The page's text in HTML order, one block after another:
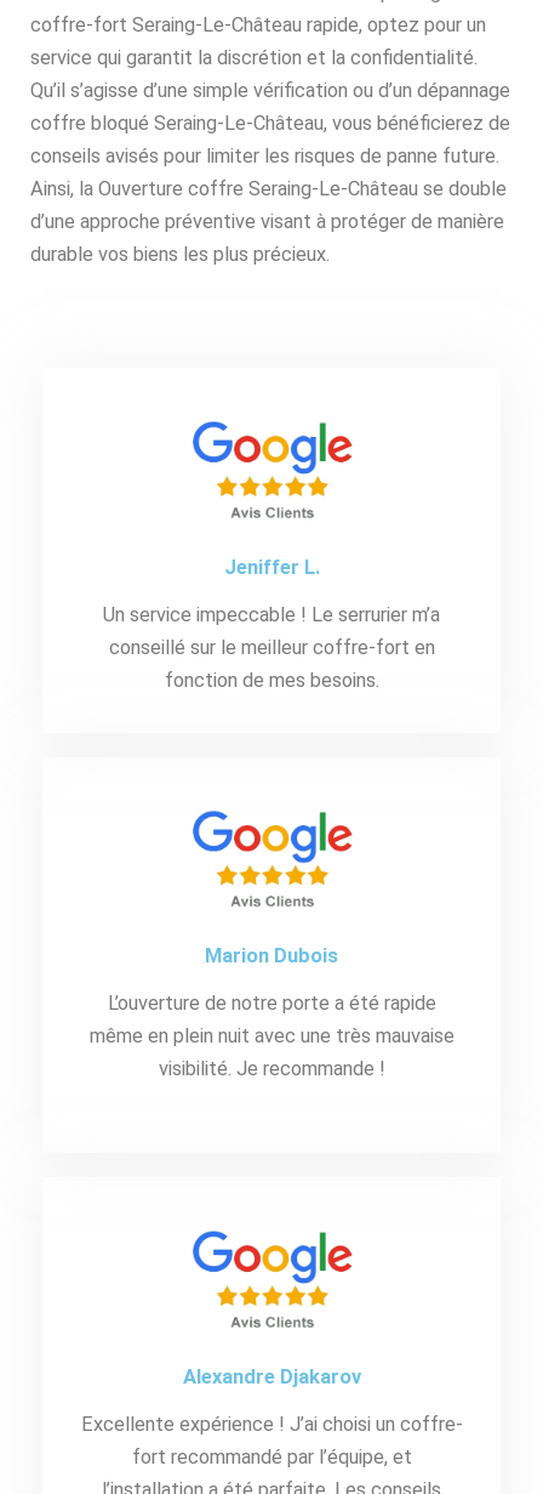
coffre-fort Seraing-Le-Château rapide, optez pour un
service qui garantit la discrétion et la confidentialité.
Qu’il s’agisse d’une simple vérification ou d’un dépannage
coffre bloqué Seraing-Le-Château, vous bénéficierez de
conseils avisés pour limiter les risques de panne future.
Ainsi, la Ouverture coffre Seraing-Le-Château se double
d’une approche préventive visant à protéger de manière
durable vos biens les plus précieux.
Jeniffer L.
Un service impeccable ! Le serrurier m’a
conseillé sur le meilleur coffre-fort en
fonction de mes besoins.
Marion Dubois
L’ouverture de notre porte a été rapide
même en plein nuit avec une très mauvaise
visibilité. Je recommande !
Alexandre Djakarov
Excellente expérience ! J’ai choisi un coffre-
fort recommandé par l’équipe, et